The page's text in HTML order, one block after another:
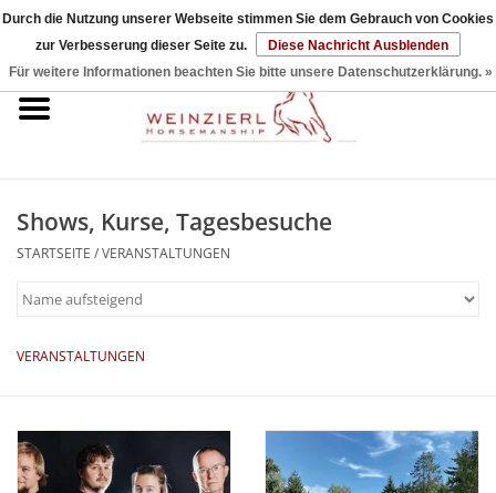
0 Artikel - €0,00
Startseite
Halfter & Seile
Sticks & Strings
Sets
Reitpad
Shows, Kurse, Tagesbesuche
STARTSEITE /VERANSTALTUNGEN
VERANSTALTUNGEN
Durch die Nutzung unserer Webseite stimmen Sie dem Gebrauch von Cookies
zur Verbesserung dieser Seite zu.
Diese Nachricht Ausblenden
Für weitere Informationen beachten Sie bitte unsere Datenschutzerklärung. »